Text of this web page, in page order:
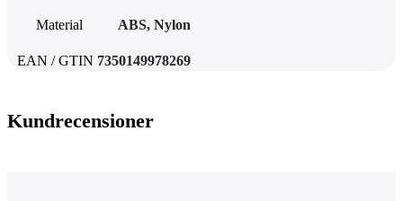
Material ABS, Nylon
EAN / GTIN 7350149978269
Kundrecensioner